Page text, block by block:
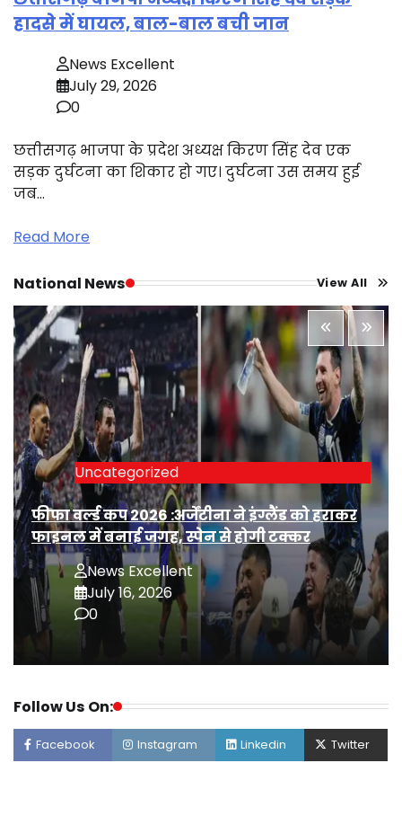
हादसे में घायल, बाल-बाल बची जान
News Excellent
July 29, 2026
0
छत्तीसगढ़ भाजपा के प्रदेश अध्यक्ष किरण सिंह देव एक
सड़क दुर्घटना का शिकार हो गए। दुर्घटना उस समय हुई
जब…
Read More
National News View All
Uncategorized
फीफा वर्ल्ड कप 2026 :अर्जेंटीना ने इंग्लैंड को हराकर
फाइनल में बनाई जगह, स्पेन से होगी टक्कर
News Excellent
July 16, 2026
0
Follow Us On:
Facebook Instagram Linkedin Twitter